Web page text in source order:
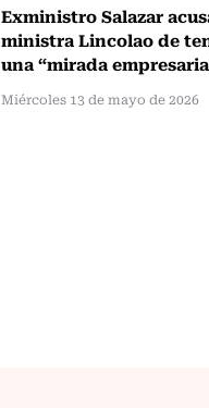
Exministro Salazar
ministra Lincolao de
una “mirada
Miércoles 13 de mayo de 2026